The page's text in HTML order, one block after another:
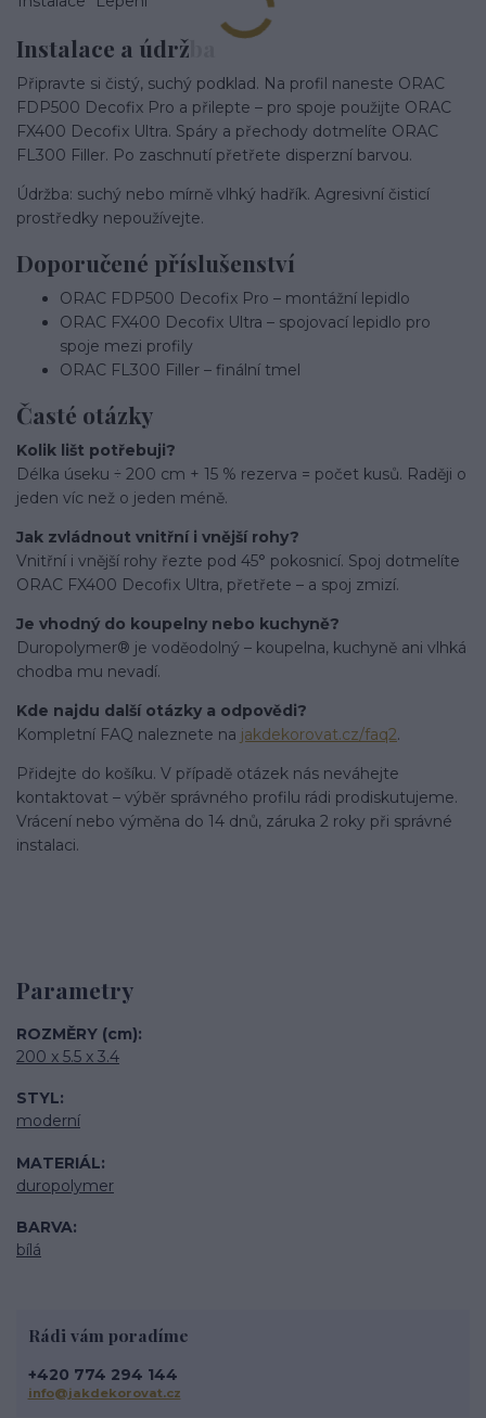
Instalace a údržba
Připravte si čistý, suchý podklad. Na profil naneste ORAC
FDP500 Decofix Pro a přilepte – pro spoje použijte ORAC
FX400 Decofix Ultra. Spáry a přechody dotmelíte ORAC
FL300 Filler. Po zaschnutí přetřete disperzní barvou.
Údržba: suchý nebo mírně vlhký hadřík. Agresivní čisticí
prostředky nepoužívejte.
Doporučené příslušenství
ORAC FDP500 Decofix Pro – montážní lepidlo
ORAC FX400 Decofix Ultra – spojovací lepidlo pro
spoje mezi profily
ORAC FL300 Filler – finální tmel
Časté otázky
Kolik lišt potřebuji?
Délka úseku ÷ 200 cm + 15 % rezerva = počet kusů. Raději o
jeden víc než o jeden méně.
Jak zvládnout vnitřní i vnější rohy?
Vnitřní i vnější rohy řezte pod 45° pokosnicí. Spoj dotmelíte
ORAC FX400 Decofix Ultra, přetřete – a spoj zmizí.
Je vhodný do koupelny nebo kuchyně?
Duropolymer® je voděodolný – koupelna, kuchyně ani vlhká
chodba mu nevadí.
Kde najdu další otázky a odpovědi?
Kompletní FAQ naleznete na jakdekorovat.cz/faq2.
Přidejte do košíku. V případě otázek nás neváhejte
kontaktovat – výběr správného profilu rádi prodiskutujeme.
Vrácení nebo výměna do 14 dnů, záruka 2 roky při správné
instalaci.
Parametry
ROZMĚRY (cm)
200 x 5.5 x 3.4
STYL
moderní
MATERIÁL
duropolymer
BARVA
bílá
Rádi vám poradíme
+420 774 294 144
info@jakdekorovat.cz